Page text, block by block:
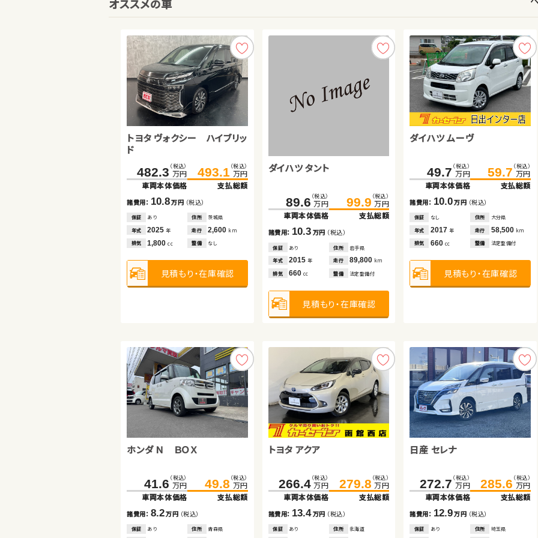
オススメの車
トヨタ ヴォクシー ハイブリッ
ド
482.3 （税込）
万円
車両本体価格
493.1（税込）
万円
支払総額
諸費用： 10.8万円 （税込）
保証 あり 住所
茨城県
年式
2025年 走行 2,600 km
排気
1,800cc 整備 なし
見積もり・在庫確認
ダイハツ タント
89.6 （税込）
万円
車両本体価格
99.9 （税込）
万円
支払総額
諸費用： 10.3 万円 （税込）
保証 あり 住所
岩手県
年式
2015年 走行 89,800 km
排気
660cc 整備 法定整備付
見積もり・在庫確認
ダイハツ ムーヴ
49.7 （税込）
万円
車両本体価格
59.7 （税込）
万円
支払総額
諸費用： 10.0万円 （税込）
保証 なし 住所
大分県
年式
2017 年 走行 58,500 km
排気
660 cc 整備 法定整備付
見積もり・在庫確認
ホンダ Ｎ ＢＯＸ
41.6 （税込）
万円
車両本体価格
49.8 （税込）
万円
支払総額
諸費用： 8.2万円 （税込）
保証 あり 住所 青森県
トヨタ アクア
266.4（税込）
万円
車両本体価格
279.8 （税込）
万円
支払総額
諸費用： 13.4万円 （税込）
保証 あり 住所 北海道
日産 セレナ
272.7 （税込）
万円
車両本体価格
285.6 （税込）
万円
支払総額
諸費用： 12.9万円 （税込）
保証 あり 住所 埼玉県
ホンダ Ｎ ＢＯＸ
65.0 （税込）
万円
車両本体価格
68.0（税込）
万円
支払総額
諸費用： 3.0 万円（税込）
保証 なし 住所
宮城県
年式
2018年 走行 123,200
排気
660cc 整備 法定整備付
見積もり・在庫確認
575.0（税込）
万円
諸費用：17.8 万円（税込）
あり
北海道
年式
2023年 走行
見積もり・在庫確認
スズキ スイフト
59.8 （税込）
万円
車両本体価格
72.3 （税込）
万円
支払総額
諸費用： 12.5万円 （税込）
保証 なし 住所
茨城県
年式
2013 年 走行 60,700 km
排気
1,200 整備 なし
見積もり・在庫確認
ホンダ フィット ハイブリッド
98.3 （税込）
万円
諸費用：11.5 万円（税込）
あり
埼玉県
年式
2018年 走行
トヨタ プリウス アルファ
93.7（税込）
万円
諸費用：7.4万円（税込）
なし
岡山県
年式
2013年 走行
スバル フォレスター ハイブリ
ッド
181.4（税込）
諸費用：12.0 万円（税込）
あり
埼玉県
年式
2018年 走行
スズキ ワゴンＲ スティングレ
ー
39.0 （税込）
万円
車両本体価格
45.8（税込）
万円
支払総額
諸費用： 6.8 万円（税込）
保証 なし 住所
岡山県
年式
2013年 走行 63,700km
排気
660cc 整備 法定整備付
見積もり・在庫確認
99.7（税込）
万円
諸費用：7.1万円（税込）
なし
岡山県
年式
2018年 走行
見積もり・在庫確認
日産 エクストレイル
202.3 （税込）
万円
車両本体価格
212.4 （税込）
万円
支払総額
諸費用： 10.1万円 （税込）
保証 あり 住所
茨城県
年式
2020 年 走行 35,900 km
排気
2,000 整備 なし
見積もり・在庫確認
ホンダ フリード
153.0 （税込）
万円
諸費用：14.4 万円（税込）
あり
埼玉県
年式
2017年 走行
スバル フォレスター
280.1（税込）
万円
諸費用：9.8万円（税込）
あり
福島県
年式
2020年 走行
トヨタ ノア ハイブリッド
383.8（税込）
諸費用：13.9 万円（税込）
あり
群馬県
年式
2024年 走行
121.6（税込）
万円
諸費用：7.9万円（税込）
なし
群馬県
年式
2023年 走行
見積もり・在庫確認
スズキ アルト ＨＢ
67.2 万円
車両本体価格
支払総額
諸費用：5.6 万円 （税込）
保証 あり 住所
青森県
年式
2016年 走行 23,300km
排気
cc 整備 法定整備付